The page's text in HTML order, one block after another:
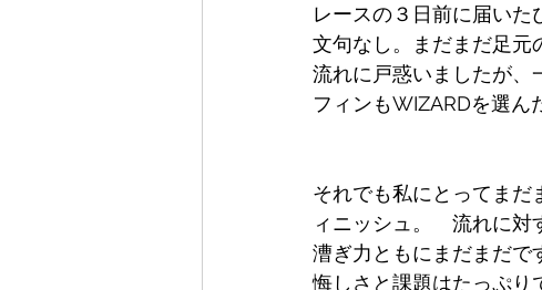
レースの３日前に届いた
文句なし。まだまだ足元
流れに戸惑いましたが、
フィンもWIZARDを選ん
それでも私にとってまだ
ィニッシュ。　流れに
漕ぎ力ともにまだまだで
悔しさと課題はたっぷり